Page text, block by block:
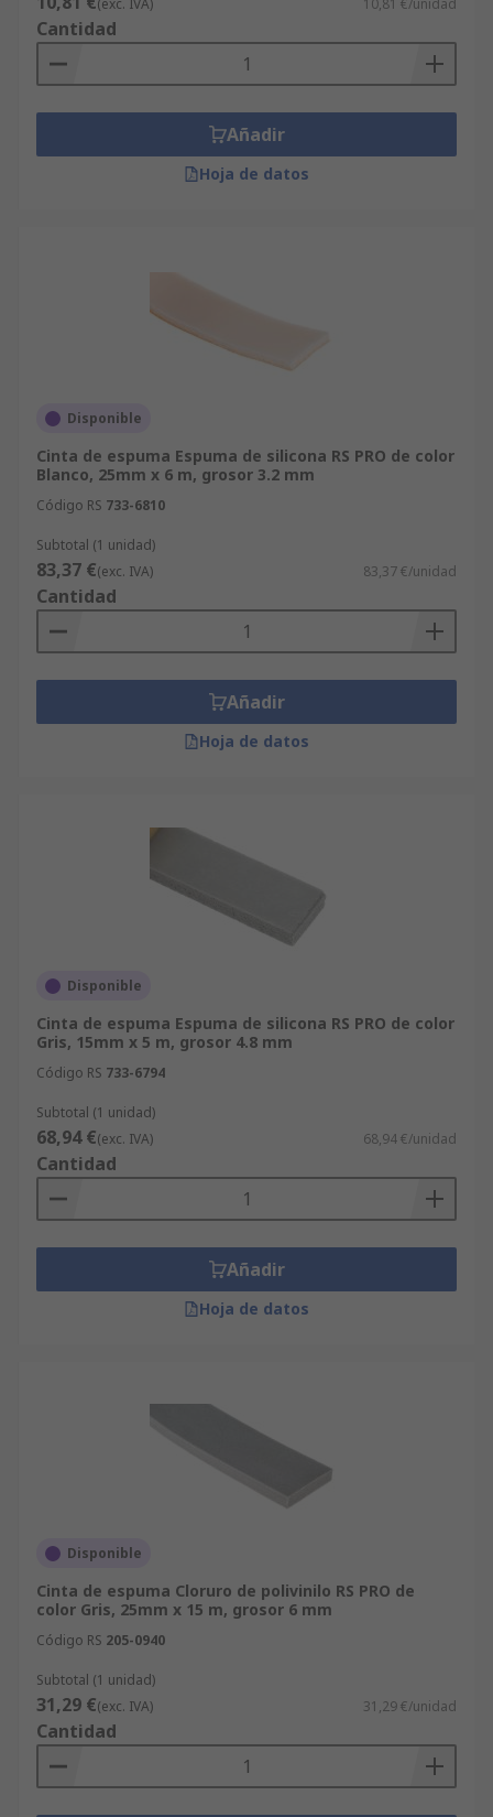
(exc. IVA) 10,81 €/unidad
Cantidad
Añadir
Hoja de datos
Disponible
Cinta de espuma Espuma de silicona RS PRO de color
Blanco, 25mm x 6 m, grosor 3.2 mm
Código RS 733-6810
Subtotal (1 unidad)
83,37 €(exc. IVA) 83,37 €/unidad
Cantidad
Añadir
Hoja de datos
Disponible
Cinta de espuma Espuma de silicona RS PRO de color
Gris, 15mm x 5 m, grosor 4.8 mm
Código RS 733-6794
Subtotal (1 unidad)
68,94 €(exc. IVA) 68,94 €/unidad
Cantidad
Añadir
Hoja de datos
Disponible
Cinta de espuma Cloruro de polivinilo RS PRO de
color Gris, 25mm x 15 m, grosor 6 mm
Código RS 205-0940
Subtotal (1 unidad)
31,29 €(exc. IVA) 31,29 €/unidad
Cantidad